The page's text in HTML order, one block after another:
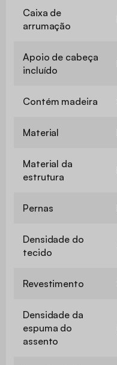
Caixa de
arrumação
Apoio de cabeça
incluído
Contém madeira
Material
Material da
estrutura
Pernas
Densidade do
tecido
Revestimento
Densidade da
espuma do
assento